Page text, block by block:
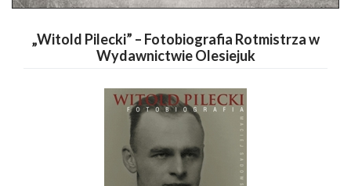
„Witold Pilecki” – Fotobiografia Rotmistrza w
Wydawnictwie Olesiejuk